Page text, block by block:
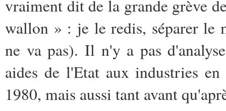
vraiment dit de la grande grève
wallon » : je le redis, séparer le
ne va pas). Il n'y a pas
aides de l'Etat aux industries
1980, mais aussi tant avant